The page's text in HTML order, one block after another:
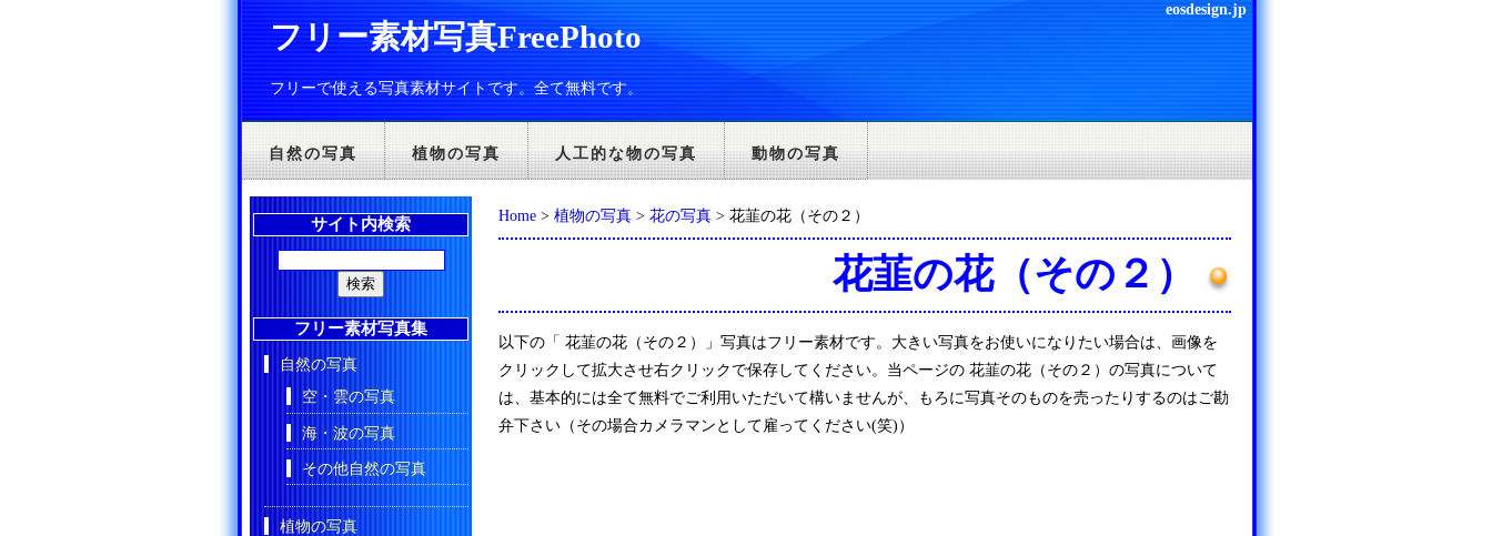
フリー素材写真FreePhoto
フリーで使える写真素材サイトです。全て無料です。
eosdesign.jp
自然の写真 植物の写真 人工的な物の写真 動物の写真
Home > 植物の写真 > 花の写真 > 花韮の花（その２）
花韮の花（その２）
以下の「 花韮の花（その２）」写真はフリー素材です。大きい写真をお使いになりたい場合は、画像を
クリックして拡大させ右クリックで保存してください。当ページの 花韮の花（その２）の写真について
は、基本的には全て無料でご利用いただいて構いませんが、もろに写真そのものを売ったりするのはご勘
弁下さい（その場合カメラマンとして雇ってください(笑)）
サイト内検索
フリー素材写真集
自然の写真
空・雲の写真
海・波の写真
その他自然の写真
植物の写真